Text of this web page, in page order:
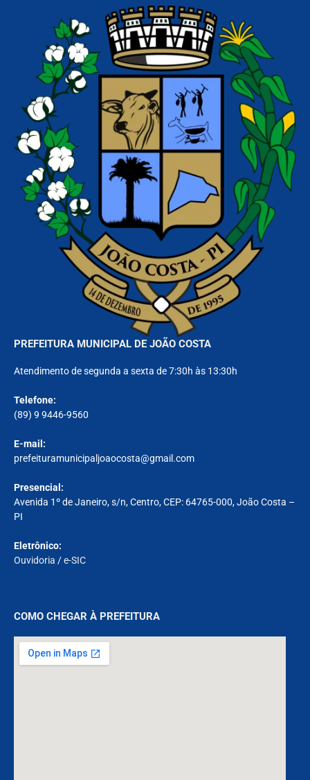
PREFEITURA MUNICIPAL DE JOÃO COSTA
Atendimento de segunda a sexta de 7:30h às 13:30h
Telefone:
(89) 9 9446-9560
E-mail:
prefeituramunicipaljoaocosta@gmail.com
Presencial:
Avenida 1º de Janeiro, s/n, Centro, CEP: 64765-000, João Costa –
PI
Eletrônico:
Ouvidoria /e-SIC
COMO CHEGAR À PREFEITURA